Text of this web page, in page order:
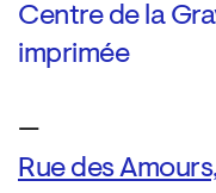
Centre de la
imprimée
—
Rue des